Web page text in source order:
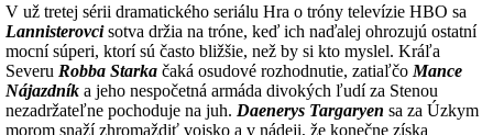
V už tretej sérii dramatického seriálu Hra o tróny televízie HBO sa
Lannisterovcisotva držia na tróne, keď ich naďalej ohrozujú ostatní
mocní súperi, ktorí sú často bližšie, než by si kto myslel. Kráľa
Severu Robba Starka čaká osudové rozhodnutie, zatiaľčo Mance
Nájazdník a jeho nespočetná armáda divokých ľudí za Stenou
nezadržateľne pochoduje na juh. Daenerys Targaryen sa za Úzkym
morom snaží zhromaždiť vojsko a v nádeji, že konečne získa